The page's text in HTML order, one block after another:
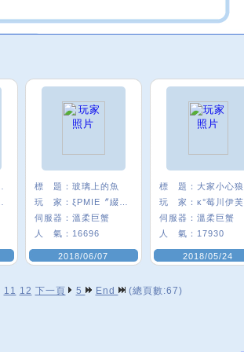
標 題： 玻璃上的魚
玩 家：
伺服器： 溫柔巨蟹
人 氣： 16696
2018/06/07
標 題：
玩 家： κ°莓川伊
伺服器： 溫柔巨蟹
人 氣： 17930
2018/05/24
11 12 下一頁 5 End (總頁數:67)